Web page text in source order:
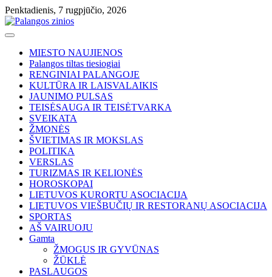
Skip
to
content
Penktadienis, 7 rugpjūčio, 2026
MIESTO NAUJIENOS
Palangos tiltas tiesiogiai
RENGINIAI PALANGOJE
KULTŪRA IR LAISVALAIKIS
JAUNIMO PULSAS
TEISĖSAUGA IR TEISĖTVARKA
SVEIKATA
ŽMONĖS
ŠVIETIMAS IR MOKSLAS
POLITIKA
VERSLAS
TURIZMAS IR KELIONĖS
HOROSKOPAI
LIETUVOS KURORTU ASOCIACIJA
LIETUVOS VIEŠBUČIŲ IR RESTORANŲ ASOCIACIJA
SPORTAS
AŠ VAIRUOJU
Gamta
ŽMOGUS IR GYVŪNAS
ŽŪKLĖ
PASLAUGOS